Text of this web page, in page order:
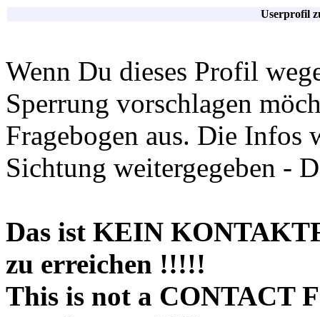
Userprofil
Wenn Du dieses Profil
Sperrung vorschlagen
Fragebogen aus. Die Infos
Sichtung weitergegeben -
Das ist KEIN
zu erreichen !!!!!
This is not a CONTACT